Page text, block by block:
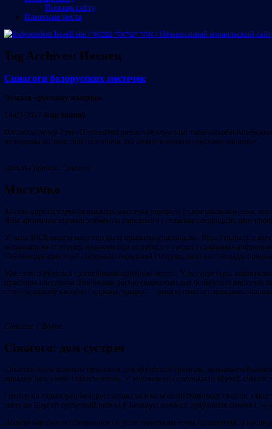
Помощь сайту
Памятные места
Tag Archives: Ивенец
Синагоги белорусских местечек
Чужыя «рускаму жыццю»
14-03-2017 Ігар Іваноў
Пасля падзелаў Рэчы Паспалітай разам з беларускімі тэрыторыямі
не вядомы да таго тып паселішча, які лічыўся чужым «рускаму жыццю».
Давыд-Гарадок. Сінагога
Мястэчка
За стагоддзі гісторыі большасць мястэчак увабралі ў сябе рысы мінулых
Яны арганічна злучылі элементы гарадскога і сельскага асяроддзя, што
У часы ВКЛ многія мястэчкі былі прыватнаўласніцкімі. Яны ўтвараліся
запрашалі на іх яўрэяў, ведаючы пра іх досвед у гандлі і грашовых
з’яўляюцца адметнай старонкай гарадской гісторыі, што на стагоддзі
Мястэчкі з’яўляліся і рэлігійнымі цэнтрамі акругі. У іх структуры
прасторы паселішча. Найбольш распаўсюджаным для беларускіх мястэчак
сілуэты шпіляў касцёла і царквы, зрэдку — рэшткі сінагогі, апошняга
Сінагога ў Волпе
Сінагога: дом сустрэч
Сінагога была важным будынкам для яўрэйскай грамады, выкарыстоўвалася
парадку дня, навін і проста чутак. У залежнасці ад колькасці яўрэяў,
І цяпер на тэрыторыі Беларусі захавалася каля сотні будынкаў сінагог, з
яшчэ да Другой сусветнай вайны ў Беларусі існавалі драўляныя сінагогі
Драўляныя сінагогі будаваліся па ўсёй тэрыторыі Рэчы Паспалітай, а